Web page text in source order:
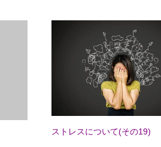
ストレスについて(その19)